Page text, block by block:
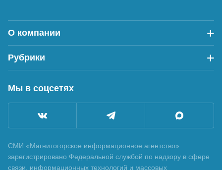
О компании
Рубрики
Мы в соцсетях
СМИ «Магнитогорское информационное агентство»
зарегистрировано Федеральной службой по надзору в сфере
связи, информационных технологий и массовых